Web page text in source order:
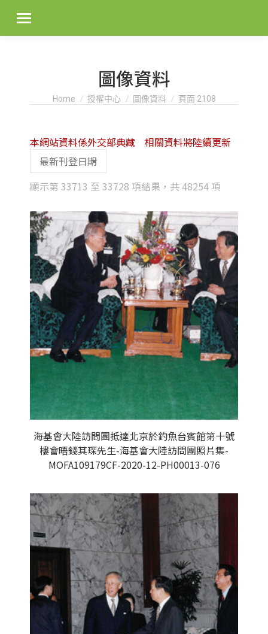
圖像資料
You are here:
Home 授權中心 圖像資料 頁面 2108
顯示第 33713 至 33728 項結果，共 48254 項
latest
本網站資料係外交部典藏 相關資料將陸續更新
海基會大陸訪問團抵達北京於釣魚台賓館第十號
樓會晤錢其琛先生-海基會大陸訪問團照片集-
MOFA109179CF-2020-12-PH00013-076